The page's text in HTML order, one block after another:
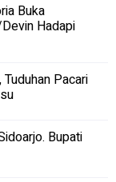
Buka
Hadapi
Pacari
Bupati